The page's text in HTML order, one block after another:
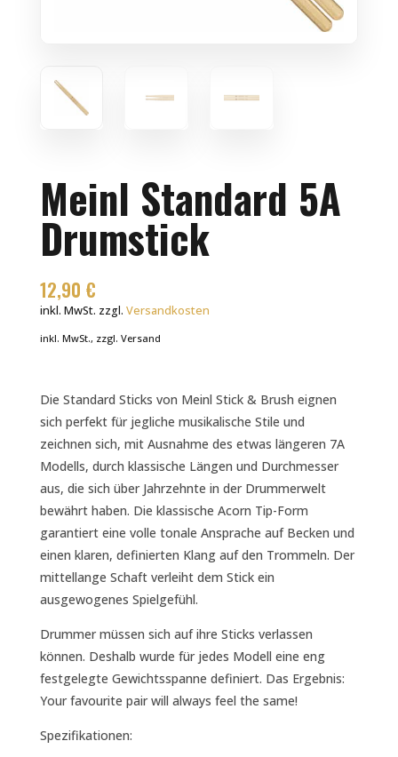
Meinl Standard 5A
Drumstick
12,90 €
inkl. MwSt. zzgl. Versandkosten
inkl. MwSt., zzgl. Versand
Die Standard Sticks von Meinl Stick & Brush eignen
sich perfekt für jegliche musikalische Stile und
zeichnen sich, mit Ausnahme des etwas längeren 7A
Modells, durch klassische Längen und Durchmesser
aus, die sich über Jahrzehnte in der Drummerwelt
bewährt haben. Die klassische Acorn Tip-Form
garantiert eine volle tonale Ansprache auf Becken und
einen klaren, definierten Klang auf den Trommeln. Der
mittellange Schaft verleiht dem Stick ein
ausgewogenes Spielgefühl.
Drummer müssen sich auf ihre Sticks verlassen
können. Deshalb wurde für jedes Modell eine eng
festgelegte Gewichtsspanne definiert. Das Ergebnis:
Your favourite pair will always feel the same!
Spezifikationen: